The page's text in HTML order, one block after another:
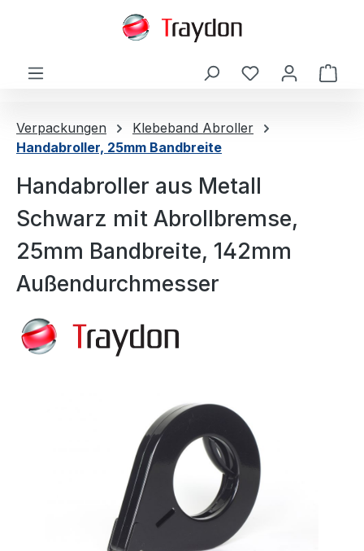
Verpackungen
Klebeband Abroller
Handabroller, 25mm Bandbreite
Handabroller aus Metall
Schwarz mit Abrollbremse,
25mm Bandbreite, 142mm
Außendurchmesser